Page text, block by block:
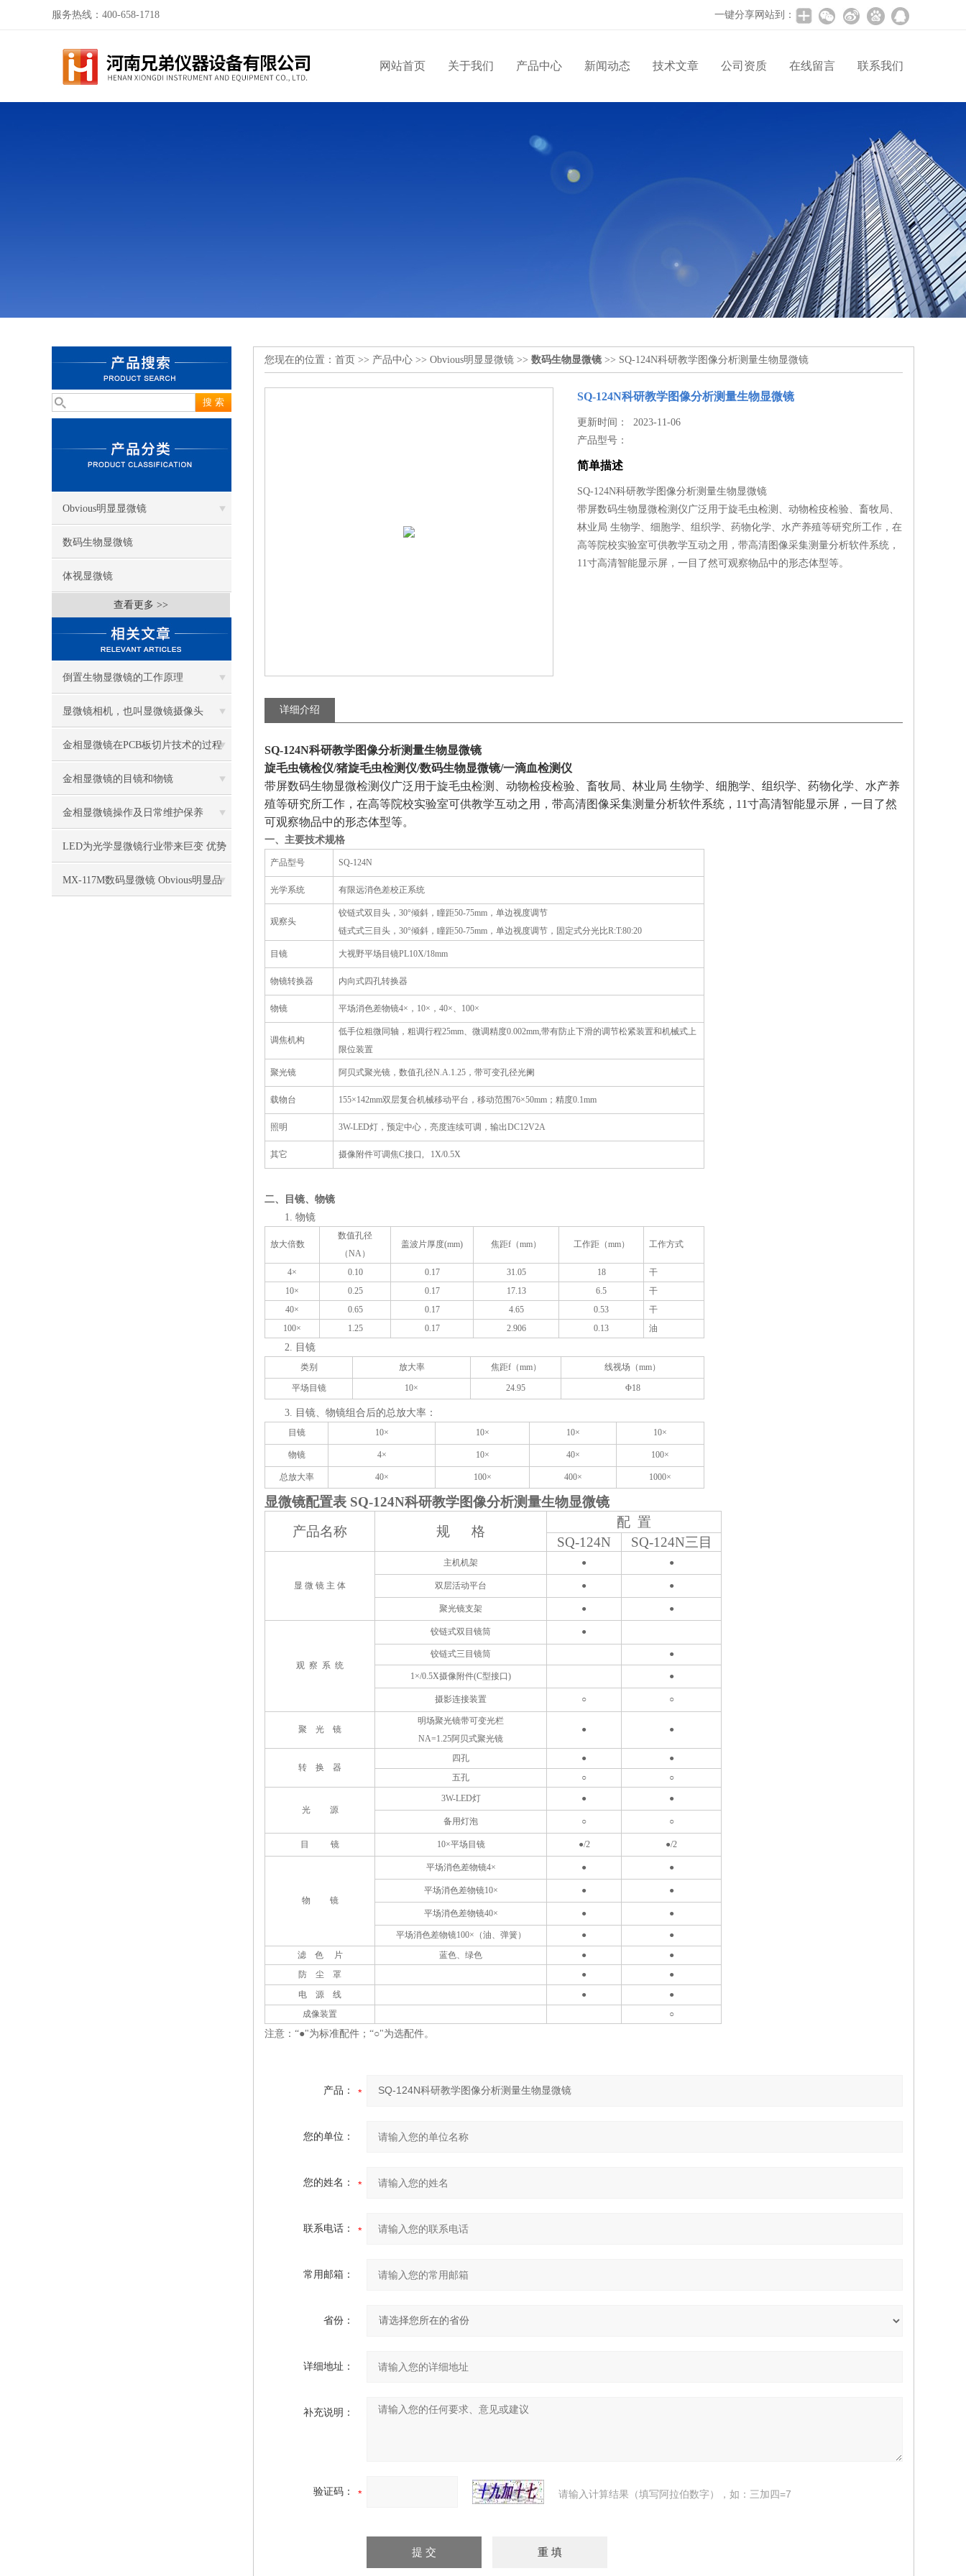
服务热线：400-658-1718 一键分享网站到：
网站首页 关于我们 产品中心 新闻动态 技术文章 公司资质 在线留言 联系我们
Obvious明显显微镜
数码生物显微镜
体视显微镜
查看更多 >>
倒置生物显微镜的工作原理
显微镜相机，也叫显微镜摄像头
金相显微镜在PCB板切片技术的过程
控制中的作用
金相显微镜的目镜和物镜
金相显微镜操作及日常维护保养
LED为光学显微镜行业带来巨变 优势
比传统卤素更明显
MX-117M数码显微镜 Obvious明显品
您现在的位置： 首页 >> 产品中心 >> Obvious明显显微镜 >> 数码生物显微镜 >> SQ-124N科研教学图像分析测量生物显微镜
SQ-124N科研教学图像分析测量生物显微镜
更新时间： 2023-11-06
产品型号：
简单描述
SQ-124N科研教学图像分析测量生物显微镜
带屏数码生物显微检测仪广泛用于旋毛虫检测、动物检疫检验、畜牧局、
林业局 生物学、细胞学、组织学、药物化学、水产养殖等研究所工作，在
高等院校实验室可供教学互动之用，带高清图像采集测量分析软件系统，
11寸高清智能显示屏，一目了然可观察物品中的形态体型等。
详细介绍
SQ-124N科研教学图像分析测量生物显微镜
旋毛虫镜检仪/猪旋毛虫检测仪/数码生物显微镜/一滴血检测仪
带屏数码生物显微检测仪广泛用于旋毛虫检测、动物检疫检验、畜牧局、林业局 生物学、细胞学、组织学、药物化学
水产养
殖等研究所工作，在高等院校实验室可供教学互动之用 ， 带高清图像采集测量分析软件系统， 11寸高清智能显示屏，一目了然
可观察物品中的形态体型等。
一、主要技术规格
产品型号 SQ-124N
光学系统 有限远消色差校正系统
观察头
铰链式双目 头， 30°倾斜，瞳距50-75mm ， 单边视度调节
链式式三 目头， 30°倾斜，瞳距50-75mm ， 单边视度调节，固定式分光比R:T:80:20
目镜 大视野平场目镜PL10X/18mm
物镜转换器 内向式四孔转换器
物镜 平场消色差物镜4× ， 10× ， 40×、 100×
调焦机构
低手位粗微同轴，粗调行程25mm、微调精度0.002mm,带有防止下滑的调节松紧装置和机械式上
限位装置
聚光镜 阿贝式聚光镜 ， 数值孔径N.A.1.25 ， 带可变孔径光阑
载物台 155×142mm双层复合机械移动平台，移动范围76×50mm ； 精度0.1mm
照明 3W-LED灯 ， 预定中心，亮度连续可调，输出DC12V2A
其它 摄像附件可调焦C接口, 1X/0.5X
二、目镜、物镜
1. 物镜
放大倍数
数值孔径
（NA）
盖波片厚度(mm) 焦距f （mm） 工作距（mm） 工作方式
4× 0.10 0.17 31.05 18
干
10× 0.25 0.17 17.13 6.5
干
40× 0.65 0.17 4.65 0.53
干
100× 1.25 0.17 2.906 0.13 油
2. 目镜
类别 放大率 焦距f（mm） 线视场（mm）
平场目镜 10× 24.95 Φ18
3. 目镜、物镜组合后的总放大率：
目镜 10× 10× 10× 10×
物镜 4× 10× 40× 100×
总放大率 40× 100× 400× 1000×
显微镜配置表 SQ-124N科研教学图像分析测量生物显微镜
产品名称
规 格
配 置
SQ-124N
SQ-124N三目
显 微 镜 主 体
主机机架 ● ●
双层活动平台 ● ●
聚光镜支架 ● ●
观 察 系 统
铰链式双目镜筒 ●
铰链式三目镜筒 ●
1×/0.5X摄像附件(C型接口) ●
摄影连接装置 ○ ○
聚 光 镜
明场聚光镜带可变光栏
NA=1.25阿贝式聚光镜
● ●
转 换 器
四孔 ●
●
五孔
○ ○
光 源
3W-LED灯 ● ●
备用灯泡 ○ ○
目 镜 10×平场目镜 ●/2 ●/2
物 镜
平场消色差物镜4× ● ●
平场消色差物镜10× ● ●
平场消色差物镜40× ● ●
平场消色差物镜100×（油、弹簧） ●
●
滤 色 片
蓝色、绿色 ●
●
防 尘 罩
●
●
电 源 线
●
●
成像装置
○
注意： “●"为标准配件；“○"为选配件。
产品：
您的单位：
您的姓名：
联系电话：
常用邮箱：
省份：
详细地址：
补充说明：
验证码： 请输入计算结果（填写阿拉伯数字），如：三加四=7